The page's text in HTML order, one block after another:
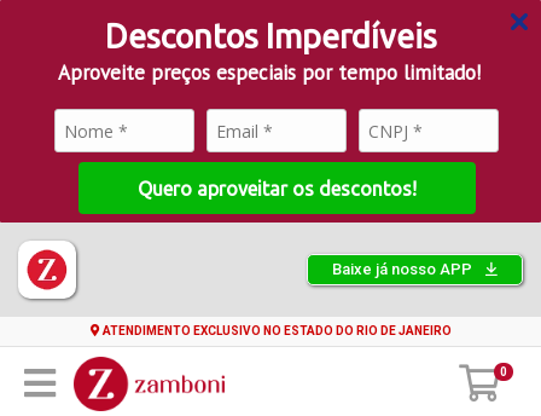
Descontos Imperdíveis
Aproveite preços especiais por tempo limitado!
Quero aproveitar os descontos!
Baixe já nosso APP
ATENDIMENTO EXCLUSIVO NO ESTADO DO RIO DE JANEIRO
0